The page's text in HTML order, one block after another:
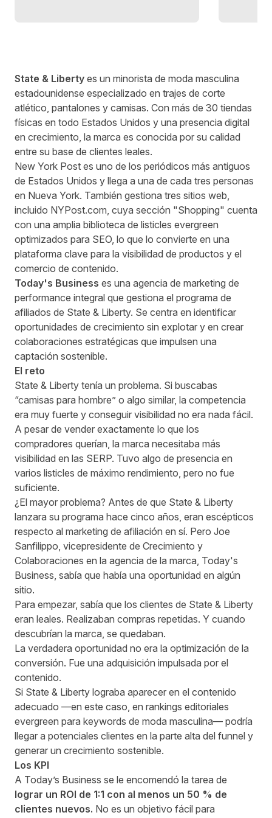
State & Liberty es un minorista de moda masculina
estadounidense especializado en trajes de corte
atlético, pantalones y camisas. Con más de 30 tiendas
físicas en todo Estados Unidos y una presencia digital
en crecimiento, la marca es conocida por su calidad
entre su base de clientes leales.
New York Post es uno de los periódicos más antiguos
de Estados Unidos y llega a una de cada tres personas
en Nueva York. También gestiona tres sitios web,
incluido NYPost.com, cuya sección "Shopping" cuenta
con una amplia biblioteca de listicles evergreen
optimizados para SEO, lo que lo convierte en una
plataforma clave para la visibilidad de productos y el
comercio de contenido.
Today's Business es una agencia de marketing de
performance integral que gestiona el programa de
afiliados de State & Liberty. Se centra en identificar
oportunidades de crecimiento sin explotar y en crear
colaboraciones estratégicas que impulsen una
captación sostenible.
El reto
State & Liberty tenía un problema. Si buscabas
“camisas para hombre” o algo similar, la competencia
era muy fuerte y conseguir visibilidad no era nada fácil.
A pesar de vender exactamente lo que los
compradores querían, la marca necesitaba más
visibilidad en las SERP. Tuvo algo de presencia en
varios listicles de máximo rendimiento, pero no fue
suficiente.
¿El mayor problema? Antes de que State & Liberty
lanzara su programa hace cinco años, eran escépticos
respecto al marketing de afiliación en sí. Pero Joe
Sanfilippo, vicepresidente de Crecimiento y
Colaboraciones en la agencia de la marca, Today's
Business, sabía que había una oportunidad en algún
sitio.
Para empezar, sabía que los clientes de State & Liberty
eran leales. Realizaban compras repetidas. Y cuando
descubrían la marca, se quedaban.
La verdadera oportunidad no era la optimización de la
conversión. Fue una adquisición impulsada por el
contenido.
Si State & Liberty lograba aparecer en el contenido
adecuado —en este caso, en rankings editoriales
evergreen para keywords de moda masculina— podría
llegar a potenciales clientes en la parte alta del funnel y
generar un crecimiento sostenible.
Los KPI
A Today’s Business se le encomendó la tarea de
lograr un ROI de 1:1 con al menos un 50 % de
clientes nuevos. No es un objetivo fácil para